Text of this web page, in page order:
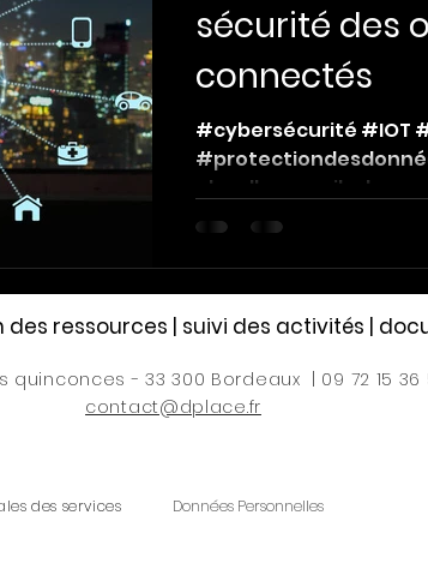
#inventaire_cartographie_registre
#formaliser, labelliser #communique
#règles_choix_mots_de_passe
sécurité des
connectés
#cybersécurité #IOT
plus d'appareils
internet, la...
des ressources | suivi des activités |
quinconces - 33 300 Bordeaux | 09 72 15 36
contact@dplace.fr
des services Données Personnelles